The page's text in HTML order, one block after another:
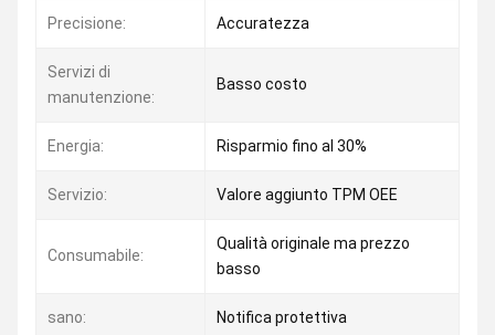
Precisione: Accuratezza
Servizi di
manutenzione:
Basso costo
Energia: Risparmio fino al 30%
Servizio: Valore aggiunto TPM OEE
Consumabile:
Qualità originale ma prezzo
basso
sano: Notifica protettiva